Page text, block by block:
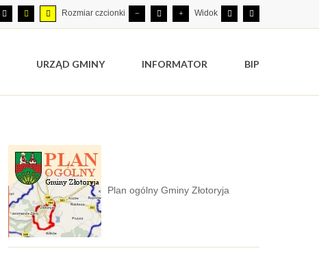
Rozmiar czcionki Widok
URZĄD GMINY INFORMATOR BIP
Plan ogólny Gminy Złotoryja